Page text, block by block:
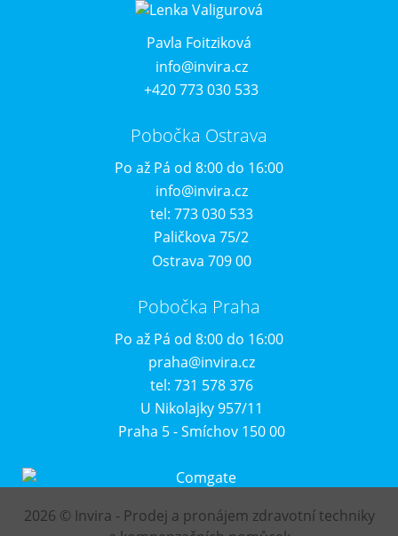
Pavla Foitziková
info@invira.cz
+420 773 030 533
Pobočka Ostrava
Po až Pá od 8:00 do 16:00
info@invira.cz
tel: 773 030 533
Paličkova 75/2
Ostrava 709 00
Pobočka Praha
Po až Pá od 8:00 do 16:00
praha@invira.cz
tel: 731 578 376
U Nikolajky 957/11
Praha 5 - Smíchov 150 00
2026 © Invira - Prodej a pronájem zdravotní techniky